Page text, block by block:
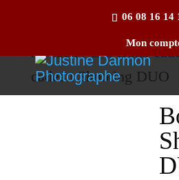
06 08 16 14
Mon
Accueil/Les Bons-
cadeau Shooting DUO